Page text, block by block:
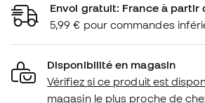
Envoi gratuit: France à partir
5,99 € pour commandes
Disponibilité en magasin
Vérifiez si ce produit est
magasin le plus proche de